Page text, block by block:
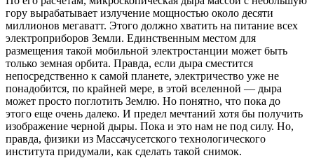
гору вырабатывает излучение мощностью около десяти
миллионов мегаватт. Этого должно хватить на питание всех
электроприборов Земли. Единственным местом для
размещения такой мобильной электростанции может быть
только земная орбита. Правда, если дыра сместится
непосредственно к самой планете, электричество уже не
понадобится, по крайней мере, в этой вселенной — дыра
может просто поглотить Землю. Но понятно, что пока до
этого еще очень далеко. И предел мечтаний хотя бы получить
изображение черной дыры. Пока и это нам не под силу. Но,
правда, физики из Массачусетского технологического
института придумали, как сделать такой снимок.